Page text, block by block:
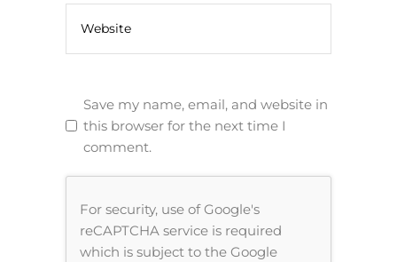
Save my name, email, and website in
this browser for the next time I
comment.
For security, use of Google's
reCAPTCHA service is required
which is subject to the Google